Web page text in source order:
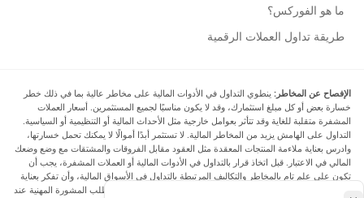
ما هو الفوركس؟
طريقة تداول العملات الرقمية
الإفصاح عن المخاطر: ينطوي التداول في الأدوات المالية على مخاطر عالية بما في ذلك خطر
خسارة بعض أو كل مبلغ استثمارك، وقد لا يكون مناسبًا لجميع المستثمرين. أسعار العملات
المشفرة متقلبة للغاية وقد تتأثر بعوامل خارجية مثل الأحداث المالية أو التنظيمية أو السياسية.
التداول على الهامش يزيد من المخاطر المالية. لا تستثمر أبدًا أموالًا لا يمكنك تحمل خسارتها،
وادرس بعناية ملاءمة المنتجات المعقدة مثل العقود مقابل الفروقات والمشتقات مع وضع وضعك
المالي في الاعتبار. قبل اتخاذ قرار بالتداول في الأدوات المالية أو العملات المشفرة، يجب أن
تكون على علم تام بالمخاطر والتكاليف المرتبطة بالتداول في الأسواق المالية، وأن تفكر بعناية
في أهدافك الاستثمارية ومستوى خبرتك ورغبتك في المخاطرة، وأن تطلب المشورة المهنية عند